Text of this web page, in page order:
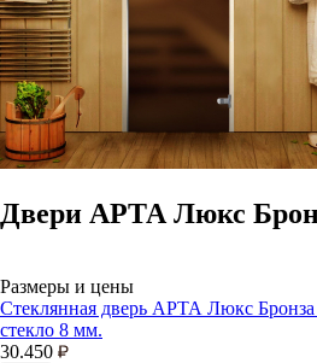
Двери АРТА Люкс
Размеры и цены
Стеклянная дверь АРТА Люкс
стекло 8 мм.
30.450